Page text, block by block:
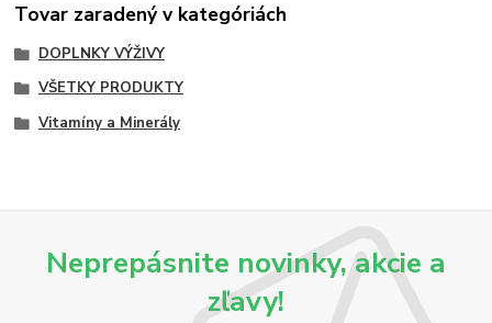
Tovar zaradený v kategóriách
DOPLNKY VÝŽIVY
VŠETKY PRODUKTY
Vitamíny a Minerály
Neprepásnite novinky, akcie a
zľavy!